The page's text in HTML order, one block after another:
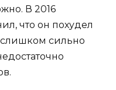
В 2016
что он похудел
сильно